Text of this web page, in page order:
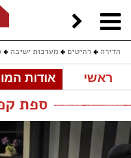
הדירה רהיטים מערכות ישיבה
ספת קפיטונאז' זוגית
ראשי אודות
ספת